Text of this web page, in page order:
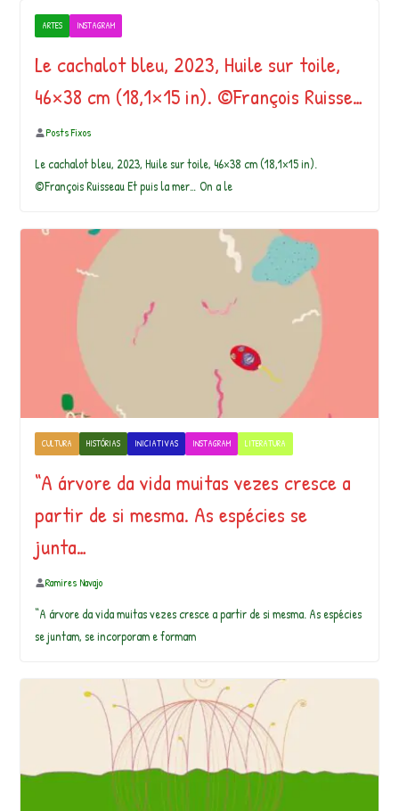
ARTES INSTAGRAM
Le cachalot bleu, 2023, Huile sur toile,
46×38 cm (18,1×15 in). ©François Ruisse…
Posts Fixos
Le cachalot bleu, 2023, Huile sur toile, 46×38 cm (18,1×15 in).
©François Ruisseau Et puis la mer… On a le
CULTURA HISTÓRIAS INICIATIVAS INSTAGRAM LITERATURA
“A árvore da vida muitas vezes cresce a
partir de si mesma. As espécies se
junta…
Ramires Navajo
“A árvore da vida muitas vezes cresce a partir de si mesma. As espécies
se juntam, se incorporam e formam